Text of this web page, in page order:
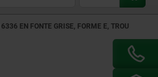
EN FONTE GRISE, FORME E, TROU